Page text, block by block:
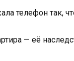
телефон так,
— её